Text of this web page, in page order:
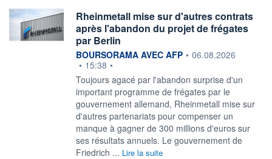
Rheinmetall mise sur d'autres contrats
après l'abandon du projet de frégates
par Berlin
information fournie par
BOURSORAMA AVEC AFP • 06.08.2026
• 15:38 •
Toujours agacé par l'abandon surprise d'un
important programme de frégates par le
gouvernement allemand, Rheinmetall mise sur
d'autres partenariats pour compenser un
manque à gagner de 300 millions d'euros sur
ses résultats annuels. Le gouvernement de
Friedrich ... Lire la suite